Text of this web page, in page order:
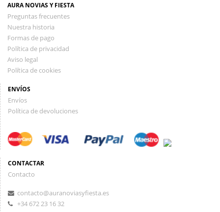
AURA NOVIAS Y FIESTA
Preguntas frecuentes
Nuestra historia
Formas de pago
Política de privacidad
Aviso legal
Política de cookies
ENVÍOS
Envíos
Política de devoluciones
CONTACTAR
Contacto
contacto@auranoviasyfiesta.es
+34 672 23 16 32